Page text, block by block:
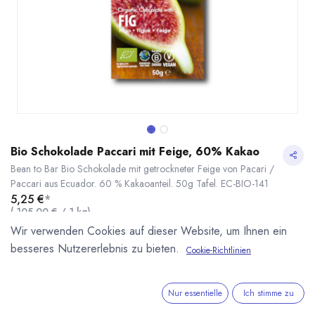
Bio Schokolade Paccari mit Feige, 60% Kakao
Bean to Bar Bio Schokolade mit getrockneter Feige von Pacari /
Paccari aus Ecuador. 60 % Kakaoanteil. 50g Tafel. EC-BIO-141
5,25 €*
( 105,00 € / 1 kg)
* inkl. MwST. zzgl. Versandkosten
Lieferzeit: ab Mitte September
Wir verwenden Cookies auf dieser Website, um Ihnen ein
besseres Nutzererlebnis zu bieten.
Cookie-Richtlinien
Nur essentielle Ich stimme zu